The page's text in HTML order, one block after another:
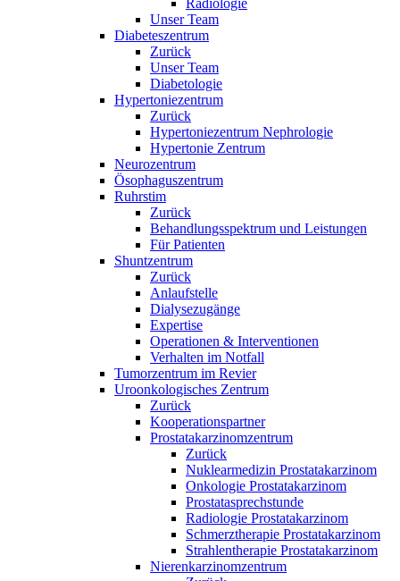
Radiologie
Unser Team
Diabeteszentrum
Zurück
Unser Team
Diabetologie
Hypertoniezentrum
Zurück
Hypertoniezentrum Nephrologie
Hypertonie Zentrum
Neurozentrum
Ösophaguszentrum
Ruhrstim
Zurück
Behandlungsspektrum und Leistungen
Für Patienten
Shuntzentrum
Zurück
Anlaufstelle
Dialysezugänge
Expertise
Operationen & Interventionen
Verhalten im Notfall
Tumorzentrum im Revier
Uroonkologisches Zentrum
Zurück
Kooperationspartner
Prostatakarzinomzentrum
Zurück
Nuklearmedizin Prostatakarzinom
Onkologie Prostatakarzinom
Prostatasprechstunde
Radiologie Prostatakarzinom
Schmerztherapie Prostatakarzinom
Strahlentherapie Prostatakarzinom
Nierenkarzinomzentrum